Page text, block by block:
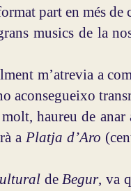
part en més de
musics de la
m’atrevia a
aconsegueixo
haureu de
aPlatja d’Aro
deBegur, va